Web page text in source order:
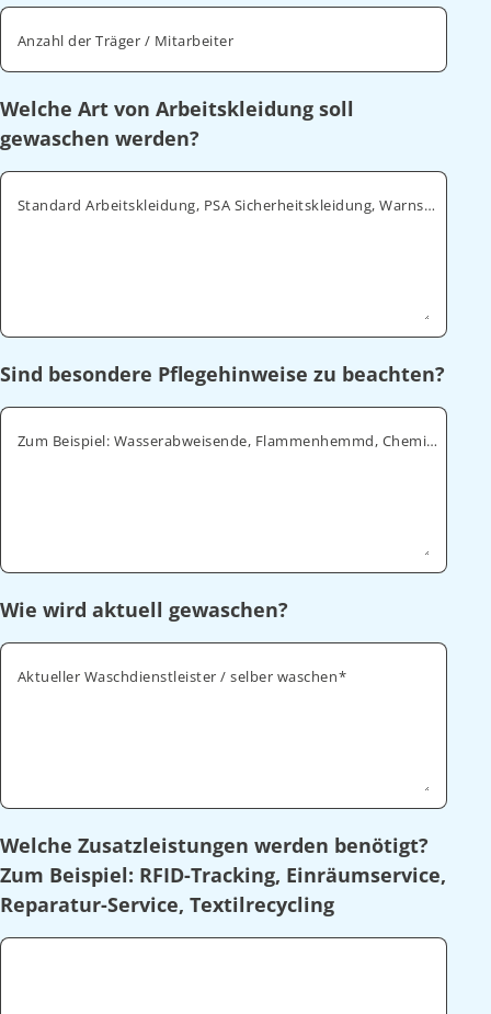
Anzahl der Träger / Mitarbeiter
Welche Art von Arbeitskleidung soll
gewaschen werden?
Standard Arbeitskleidung, PSA Sicherheitskleidung, Warnschutz, ESD
Sind besondere Pflegehinweise zu beachten?
Zum Beispiel: Wasserabweisende, Flammenhemmd, Chemikalienabweisende
Wie wird aktuell gewaschen?
Aktueller Waschdienstleister / selber waschen
Welche Zusatzleistungen werden benötigt?
Zum Beispiel: RFID-Tracking, Einräumservice,
Reparatur-Service, Textilrecycling